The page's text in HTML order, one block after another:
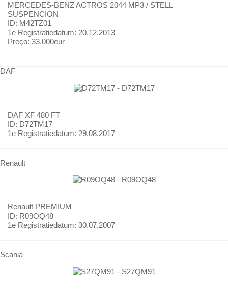
MERCEDES-BENZACTROS 2044 MP3 / STELL
SUSPENCION
ID: M42TZ01
1e Registratiedatum: 20.12.2013
Preço: 33.000eur
DAF
DAF XF 480 FT
ID: D72TM17
1e Registratiedatum: 29.08.2017
Renault
Renault PREMIUM
ID: R09OQ48
1e Registratiedatum: 30.07.2007
Scania